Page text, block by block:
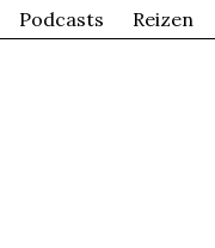
Podcasts Reizen